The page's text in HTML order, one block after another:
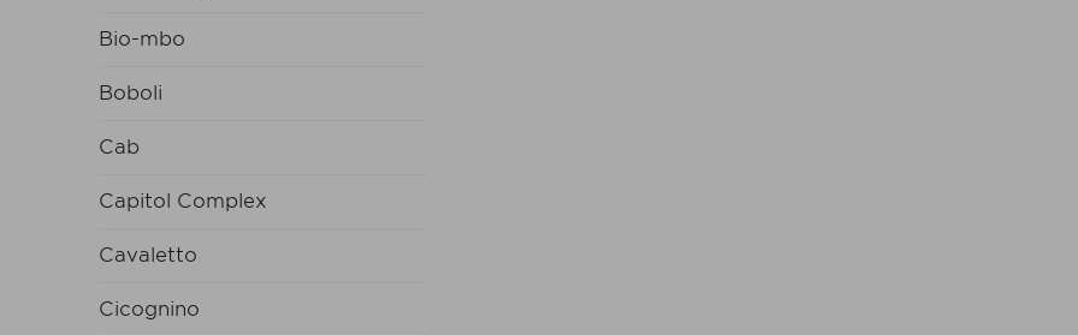
Bio-mbo
Boboli
Cab
Capitol Complex
Cavaletto
Cicognino